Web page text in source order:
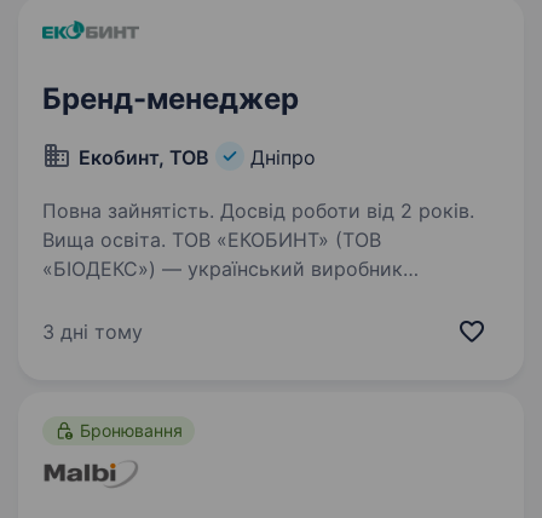
Бренд-менеджер
Екобинт, ТОВ Дніпро
Повна зайнятість. Досвід роботи від 2 років.
Вища освіта. ТОВ «ЕКОБИНТ» (ТОВ
«БІОДЕКС») — український виробник
активно розвиває власні бренди та створює
3 дні тому
Бронювання